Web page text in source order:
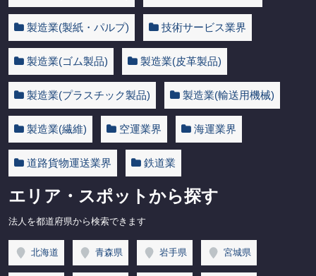
製造業(製紙・パルプ) 技術サービス業界
製造業(ゴム製品) 製造業(皮革製品)
製造業(プラスチック製品) 製造業(輸送用機械)
製造業(繊維) 空運業界 海運業界
道路貨物運送業界 鉄道業
エリア・スポットから探す
法人を都道府県から検索できます
北海道 青森県 岩手県 宮城県